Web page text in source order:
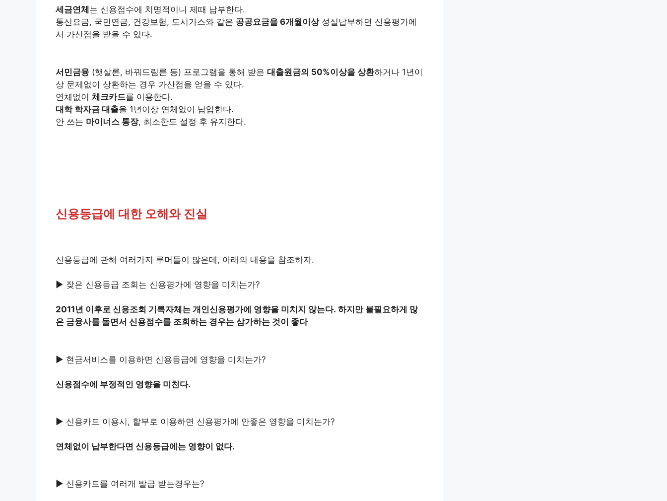
세금연체 는 신용점수에 치명적이니 제때 납부한다.
통신요금, 국민연금, 건강보험, 도시가스와 같은 공공요금을 6개월이상성실납부하면 신용평가에
서 가산점을 받을 수 있다.
서민금융 (햇살론, 바꿔드림론 등) 프로그램을 통해 받은 대출원금의 50%이상을 상환하거나 1년이
상 문제없이 상환하는 경우 가산점을 얻을 수 있다.
연체없이 체크카드를 이용한다.
대학 학자금 대출을 1년이상 연체없이 납입한다.
안 쓰는 마이너스 통장, 최소한도 설정 후 유지한다.
신용등급에 대한 오해와 진실
신용등급에 관해 여러가지 루머들이 많은데, 아래의 내용을 참조하자.
▶ 잦은 신용등급 조회는 신용평가에 영향을 미치는가?
2011년 이후로 신용조회 기록자체는 개인신용평가에 영향을 미치지 않는다. 하지만 불필요하게 많
은 금융사를 돌면서 신용점수를 조회하는 경우는 삼가하는 것이 좋다
▶ 현금서비스를 이용하면 신용등급에 영향을 미치는가?
신용점수에 부정적인 영향을 미친다.
▶ 신용카드 이용시, 할부로 이용하면 신용평가에 안좋은 영향을 미치는가?
연체없이 납부한다면 신용등급에는 영향이 없다.
▶ 신용카드를 여러개 발급 받는경우는?